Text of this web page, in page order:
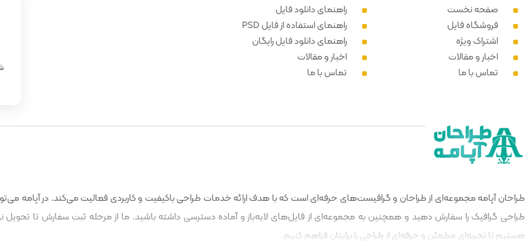
صفحه نخست
فروشگاه فایل
اشتراک ویژه
اخبار و مقالات
تماس با ما
راهنمای دانلود فایل
راهنمای استفاده از فایل PSD
راهنمای دانلود فایل رایگان
اخبار و مقالات
تماس با ما
طراحان آپامه مجموعه‌ای از طراحان و گرافیست‌های حرفه‌ای است که با هدف ارائه خدمات طراحی باکیفیت و کاربردی فعالیت می‌کند. در آپامه
طراحی گرافیک را سفارش دهید و همچنین به مجموعه‌ای از فایل‌های لایه‌باز و آماده دسترسی داشته باشید. ما از مرحله ثبت سفارش تا تحویل
هستیم تا تجربه‌ای مطمئن و حرفه‌ای از طراحی را برایتان فراهم کنیم.